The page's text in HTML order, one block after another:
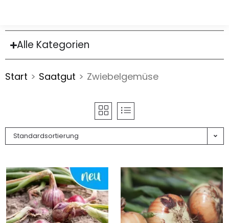
Alle Kategorien
Start > Saatgut > Zwiebelgemüse
Standardsortierung